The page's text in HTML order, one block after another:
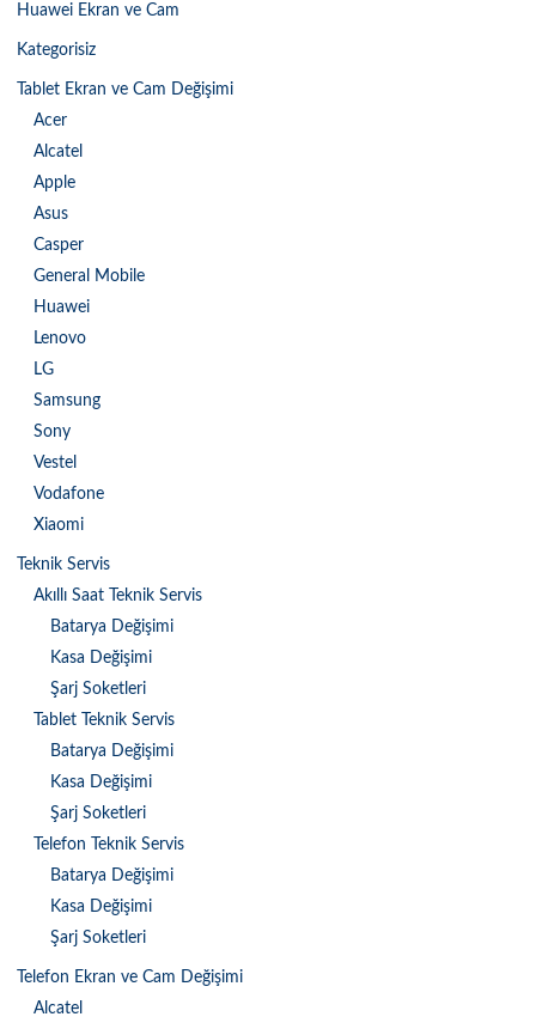
Huawei Ekran ve Cam
Kategorisiz
Tablet Ekran ve Cam Değişimi
Acer
Alcatel
Apple
Asus
Casper
General Mobile
Huawei
Lenovo
LG
Samsung
Sony
Vestel
Vodafone
Xiaomi
Teknik Servis
Akıllı Saat Teknik Servis
Batarya Değişimi
Kasa Değişimi
Şarj Soketleri
Tablet Teknik Servis
Batarya Değişimi
Kasa Değişimi
Şarj Soketleri
Telefon Teknik Servis
Batarya Değişimi
Kasa Değişimi
Şarj Soketleri
Telefon Ekran ve Cam Değişimi
Alcatel